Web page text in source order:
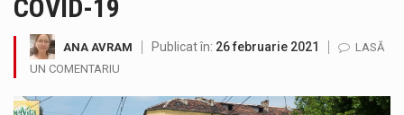
Directorul OCPI Maramures, Daniela-Onița Ivascu, a venit cu un răspuns pentru cei care s-au intrebat în aceste zile: Dacă aplicațiile…
COVID-19
ANA AVRAM Publicat în: 26 februarie 2021
LASĂ
UN COMENTARIU